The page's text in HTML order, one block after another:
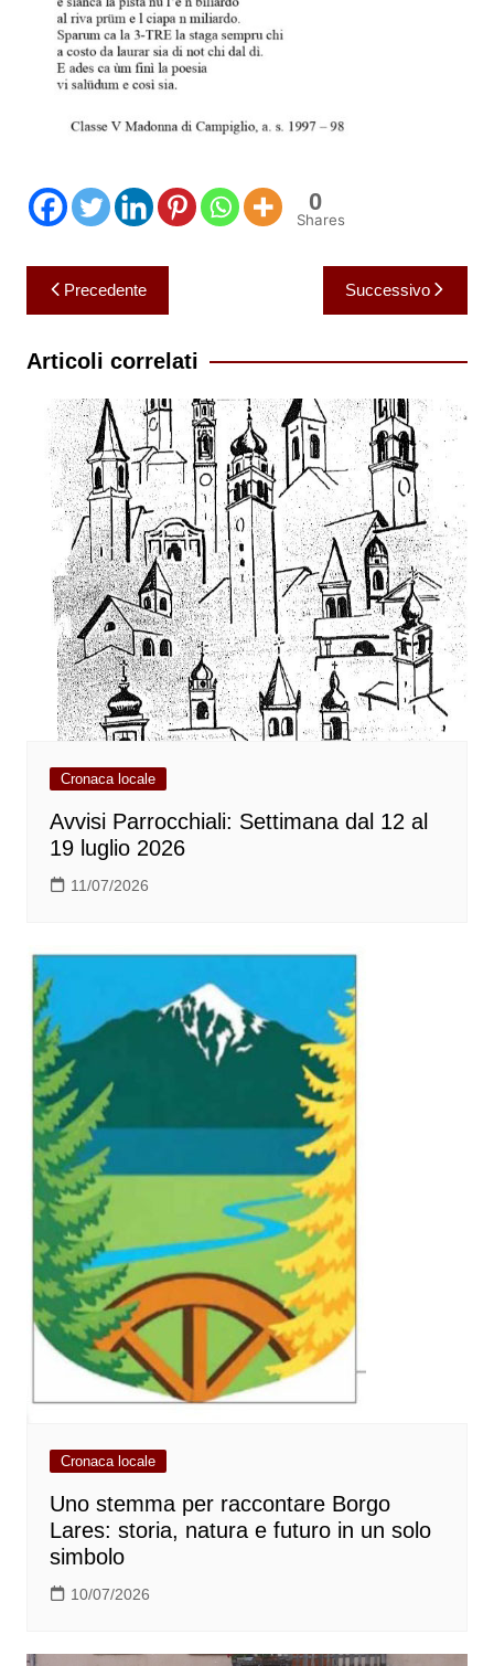
0
Shares
Navigazione
articoli
Precedente Successivo
Articoli correlati
Cronaca locale
Avvisi Parrocchiali: Settimana dal 12 al
19 luglio 2026
11/07/2026
Cronaca locale
Uno stemma per raccontare Borgo
Lares: storia, natura e futuro in un solo
simbolo
10/07/2026